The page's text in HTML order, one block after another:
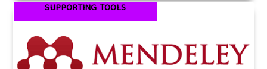
SUPPORTING TOOLS